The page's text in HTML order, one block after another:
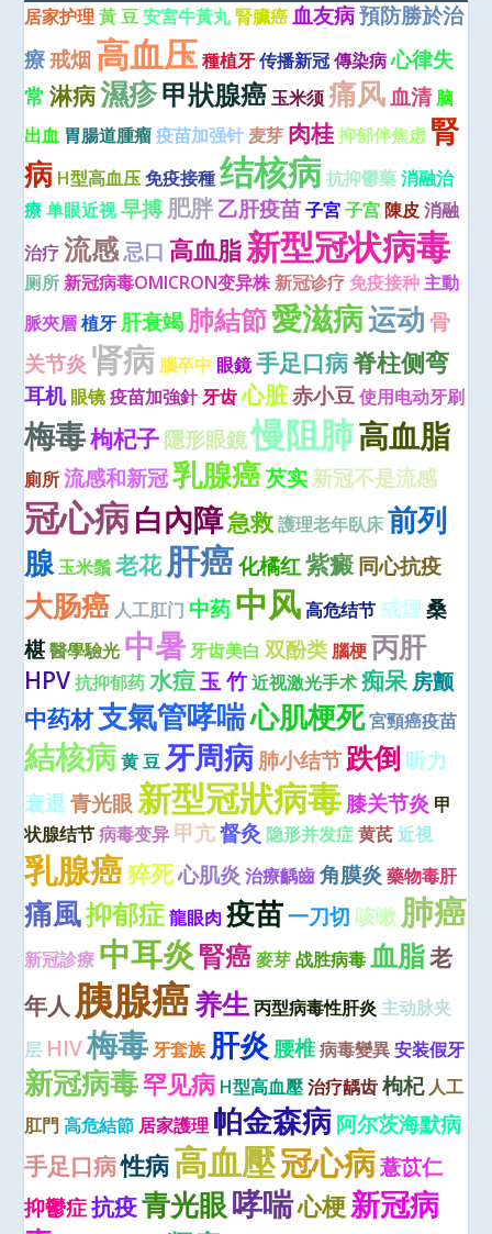
居家护理 黃 豆 安宮牛黃丸腎臟癌 血友病預防勝於治
療戒烟高血压 種植牙 传播新冠 傳染病 心律失
常 淋病濕疹甲狀腺癌 玉米须 痛风血清 脑
出血 胃腸道腫瘤 疫苗加强针 麦芽 肉桂 抑郁伴焦虑 腎
病 H型高血压 免疫接種 结核病 抗抑鬱藥 消融治
療 单眼近视早搏肥胖乙肝疫苗 子宮 子宫 陳皮 消融
治疗 流感忌口 高血脂新型冠状病毒
厕所 新冠病毒OMICRON变异株新冠诊疗 免疫接种 主動
脈夾層 植牙 肝衰竭肺結節愛滋病运动 骨
关节炎 肾病 腦卒中 眼鏡手足口病脊柱侧弯
耳机 眼镜疫苗加強針牙齿 心脏赤小豆 使用电动牙刷
梅毒枸杞子隱形眼鏡慢阻肺高血脂
廁所 流感和新冠乳腺癌芡实新冠不是流感
冠心病白內障急救 護理老年臥床 前列
腺玉米鬚 老花肝癌化橘红紫癜同心抗疫
大肠癌 人工肛门 中药中风 高危结节 戒煙桑
椹醫學驗光 中暑 牙齿美白 双酚类 腦梗 丙肝
HPV 抗抑郁药 水痘玉 竹 近视激光手术 痴呆房颤
中药材支氣管哮喘心肌梗死宮頸癌疫苗
結核病 黄 豆 牙周病肺小结节跌倒听力
衰退青光眼 新型冠狀病毒膝关节炎 甲
状腺结节 病毒变异 甲亢督灸 隐形并发症 黄芪 近視
乳腺癌猝死心肌炎 治療齲齒 角膜炎 藥物毒肝
痛風抑郁症 龍眼肉 疫苗一刀切 咳嗽 肺癌
新冠診療 中耳炎腎癌 麥芽 战胜病毒 血脂老
年人 胰腺癌养生 丙型病毒性肝炎 主动脉夹
层 HIV梅毒 牙套族 肝炎 腰椎病毒變異 安装假牙
新冠病毒罕见病 H型高血壓治疗龋齿 枸杞 人工
肛門 高危結節 居家護理 帕金森病阿尔茨海默病
手足口病性病高血壓冠心病薏苡仁
抑鬱症抗疫青光眼哮喘心梗新冠病